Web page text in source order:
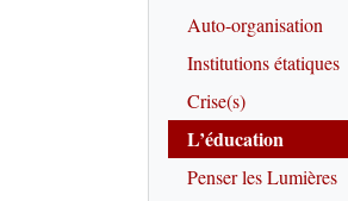
Auto-organisation
Institutions étatiques
Crise(s)
L’éducation
Penser les Lumières